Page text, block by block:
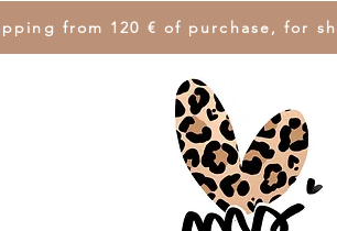
from 120 € of purchase, for